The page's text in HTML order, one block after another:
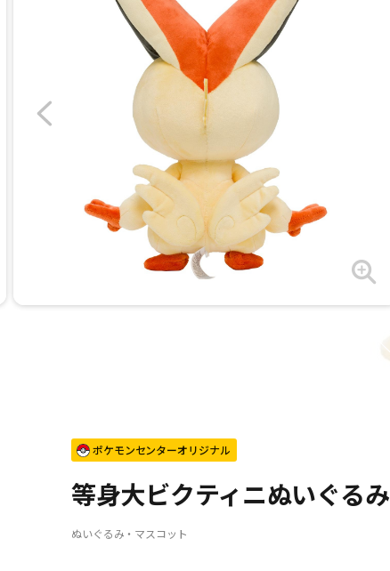
ポケモンセンターオリジナル
等身大ビクティニぬいぐるみ
ぬいぐるみ・マスコット